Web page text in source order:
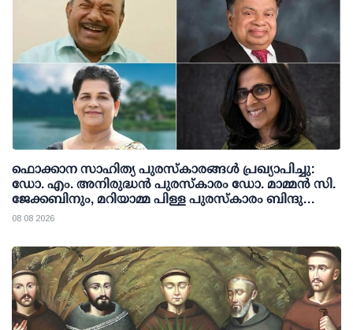
ഫൊക്കാന സാഹിത്യ പുരസ്‌കാരങ്ങള്‍ പ്രഖ്യാപിച്ചു:
ഡോ. എം. അനിരുദ്ധന്‍ പുരസ്‌കാരം ഡോ. മാമ്മന്‍ സി.
ജേക്കബിനും, മറിയാമ്മ പിള്ള പുരസ്‌കാരം ബിന്ദു
കാനയ്ക്കും
08 08 2026